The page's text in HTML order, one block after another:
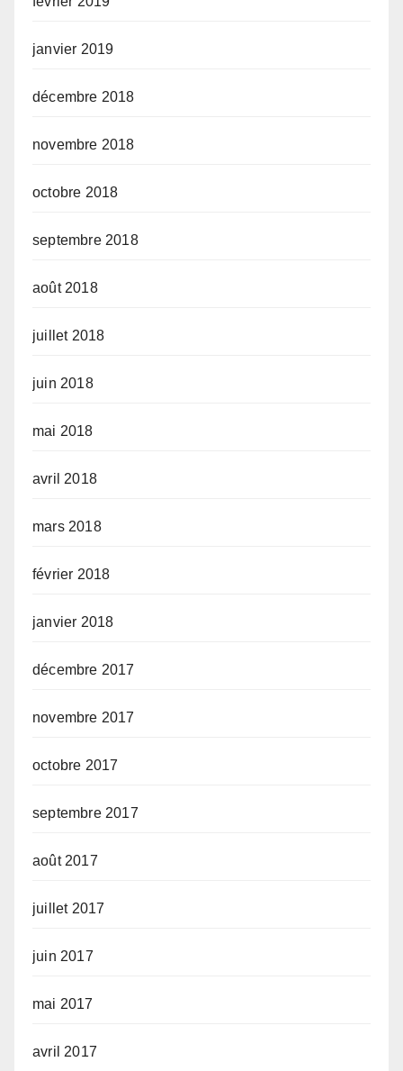
janvier 2019
décembre 2018
novembre 2018
octobre 2018
septembre 2018
août 2018
juillet 2018
juin 2018
mai 2018
avril 2018
mars 2018
février 2018
janvier 2018
décembre 2017
novembre 2017
octobre 2017
septembre 2017
août 2017
juillet 2017
juin 2017
mai 2017
avril 2017